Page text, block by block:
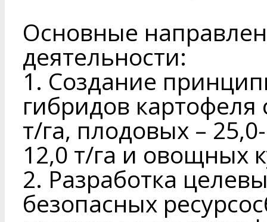
Основные
деятельности:
1. Создание
гибридов
т/га, плодовых –
12,0 т/га и овощных
2. Разработка
безопасных